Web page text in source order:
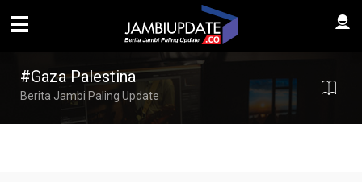
#Gaza Palestina
Berita Jambi Paling Update